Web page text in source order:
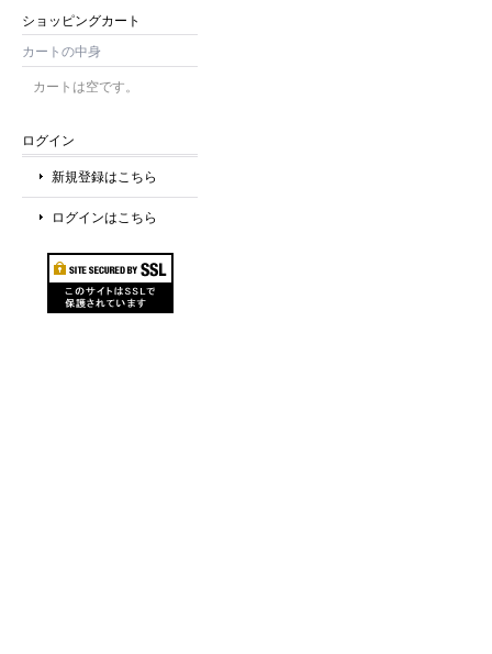
ショッピングカート
カートの中身
カートは空です。
ログイン
新規登録はこちら
ログインはこちら